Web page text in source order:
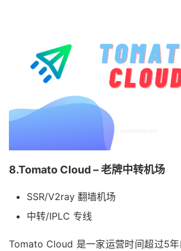
8.Tomato Cloud – 老牌中转机场
SSR/V2ray 翻墙机场
中转/IPLC 专线
Tomato Cloud 是一家运营时间超过5